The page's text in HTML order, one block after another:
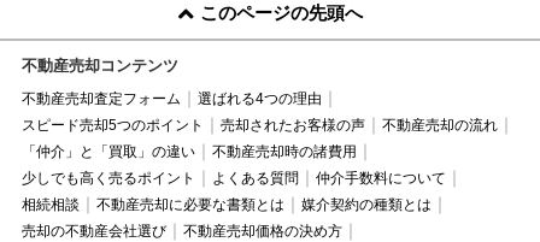
このページの先頭へ
不動産売却コンテンツ
不動産売却査定フォーム
選ばれる4つの理由
スピード売却5つのポイント
売却されたお客様の声
不動産売却の流れ
「仲介」と「買取」の違い
不動産売却時の諸費用
少しでも高く売るポイント
よくある質問
仲介手数料について
相続相談
不動産売却に必要な書類とは
媒介契約の種類とは
売却の不動産会社選び
不動産売却価格の決め方